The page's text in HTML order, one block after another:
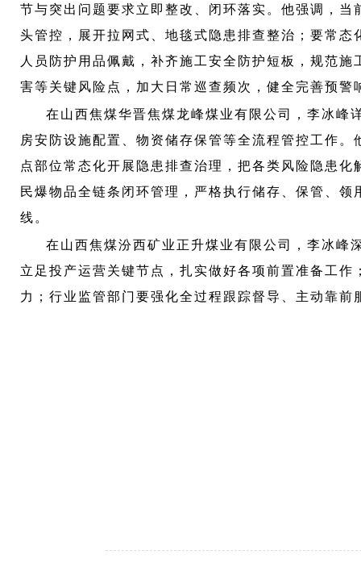
节与突出问题要求立即整改、闭环落实。他强调，
头管控，展开拉网式、地毯式隐患排查整治；要常
人员防护用品佩戴，补齐施工安全防护短板，规范
害等关键风险点，加大日常巡查频次，健全完善预
在山西焦煤华晋焦煤龙峰煤业有限公司，李冰峰
房安防设施配置、物资储存保管等全流程管控工作
点部位常态化开展隐患排查治理，把各类风险隐患
民爆物品全链条闭环管理，严格执行储存、保管、
线。
在山西焦煤汾西矿业正升煤业有限公司，李冰峰
立足投产运营关键节点，扎实做好各项前置准备工
力；行业监管部门要强化全过程跟踪督导、主动靠